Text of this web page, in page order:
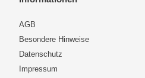
AGB
Besondere Hinweise
Datenschutz
Impressum